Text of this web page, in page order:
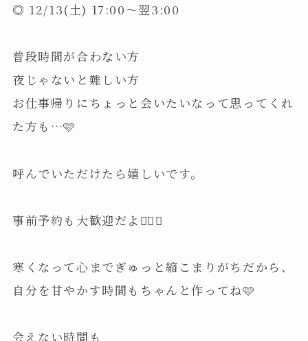
◎ 12/13(土) 17:00～翌3:00
普段時間が合わない方
夜じゃないと難しい方
お仕事帰りにちょっと会いたいなって思ってくれ
た方も…🩷
呼んでいただけたら嬉しいです。
事前予約も大歓迎だよ🙆‍♀️✨
寒くなって心までぎゅっと縮こまりがちだから、
自分を甘やかす時間もちゃんと作ってね🩷
会えない時間も